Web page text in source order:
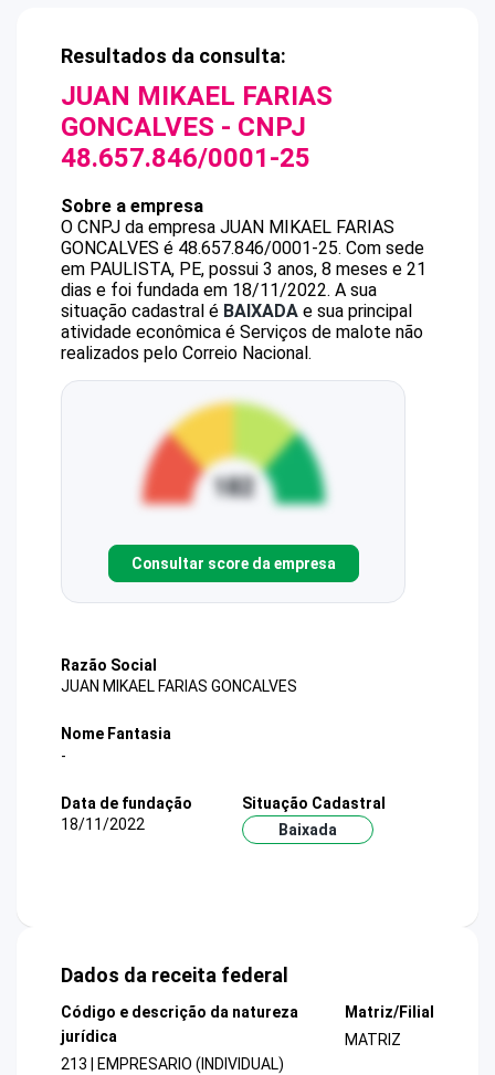
Resultados da consulta:
JUAN MIKAEL FARIAS
GONCALVES - CNPJ
48.657.846/0001-25
Sobre a empresa
O CNPJ da empresa JUAN MIKAEL FARIAS
GONCALVES é 48.657.846/0001-25. Com sede
em PAULISTA, PE, possui 3 anos, 8 meses e 21
dias e foi fundada em 18/11/2022. A sua
situação cadastral é BAIXADA e sua principal
atividade econômica é Serviços de malote não
realizados pelo Correio Nacional.
Consultar score da empresa
Razão Social
JUAN MIKAEL FARIAS GONCALVES
Nome Fantasia
-
Data de fundação
18/11/2022
Situação Cadastral
Baixada
Dados da receita federal
Código e descrição da natureza
jurídica
213 | EMPRESARIO (INDIVIDUAL)
Matriz/Filial
MATRIZ